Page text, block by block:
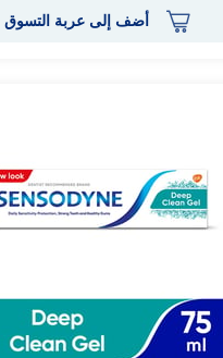
أضف إلى عربة التسوق